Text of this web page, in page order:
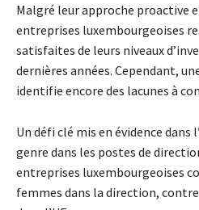
Malgré leur approche proactive
entreprises luxembourgeoises
satisfaites de leurs niveaux
dernières années. Cependant,
identifie encore des lacunes à
Un défi clé mis en évidence dans
genre dans les postes de
entreprises luxembourgeoises
femmes dans la direction,